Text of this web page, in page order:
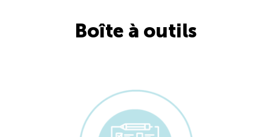
Valorisation des métiers et carrières en tourisme
Entretien ménager : Évaluation – Pertinence de la
Boîte à outils